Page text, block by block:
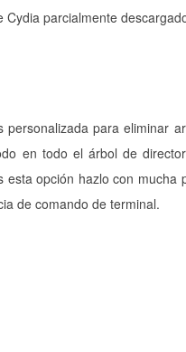
parcialmente
para eliminar
en todo el árbol de
opción hazlo con
de comando de terminal.